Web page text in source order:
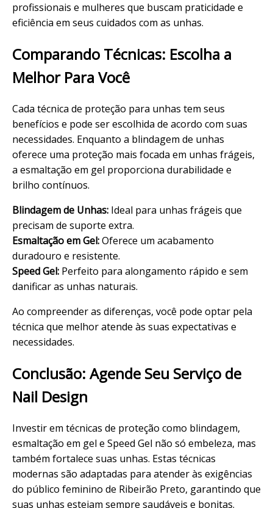
profissionais e mulheres que buscam praticidade e
eficiência em seus cuidados com as unhas.
Comparando Técnicas: Escolha a
Melhor Para Você
Cada técnica de proteção para unhas tem seus
benefícios e pode ser escolhida de acordo com suas
necessidades. Enquanto a blindagem de unhas
oferece uma proteção mais focada em unhas frágeis,
a esmaltação em gel proporciona durabilidade e
brilho contínuos.
Blindagem de Unhas: Ideal para unhas frágeis que
precisam de suporte extra.
Esmaltação em Gel:Oferece um acabamento
duradouro e resistente.
Speed Gel: Perfeito para alongamento rápido e sem
danificar as unhas naturais.
Ao compreender as diferenças, você pode optar pela
técnica que melhor atende às suas expectativas e
necessidades.
Conclusão: Agende Seu Serviço de
Nail Design
Investir em técnicas de proteção como blindagem,
esmaltação em gel e Speed Gel não só embeleza, mas
também fortalece suas unhas. Estas técnicas
modernas são adaptadas para atender às exigências
do público feminino de Ribeirão Preto, garantindo que
suas unhas estejam sempre saudáveis e bonitas.